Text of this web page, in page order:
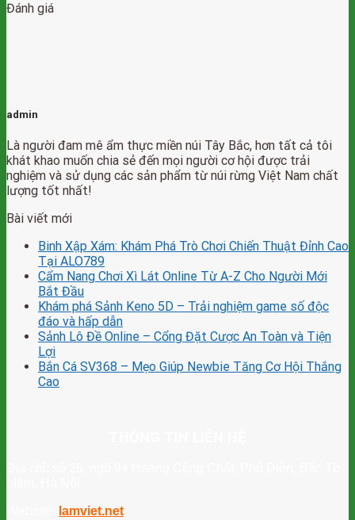
Đánh giá
admin
Là người đam mê ẩm thực miền núi Tây Bắc, hơn tất cả tôi
khát khao muốn chia sẻ đến mọi người cơ hội được trải
nghiệm và sử dụng các sản phẩm từ núi rừng Việt Nam chất
lượng tốt nhất!
Bài viết mới
Binh Xập Xám: Khám Phá Trò Chơi Chiến Thuật Đỉnh Cao
Tại ALO789
Cẩm Nang Chơi Xì Lát Online Từ A-Z Cho Người Mới
Bắt Đầu
Khám phá Sảnh Keno 5D – Trải nghiệm game số độc
đáo và hấp dẫn
Sảnh Lô Đề Online – Cổng Đặt Cược An Toàn và Tiện
Lợi
Bắn Cá SV368 – Mẹo Giúp Newbie Tăng Cơ Hội Thắng
Cao
lamviet.net